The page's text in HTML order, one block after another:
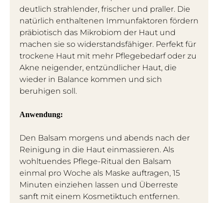
deutlich strahlender, frischer und praller. Die
natürlich enthaltenen Immunfaktoren fördern
präbiotisch das Mikrobiom der Haut und
machen sie so widerstandsfähiger. Perfekt für
trockene Haut mit mehr Pflegebedarf oder zu
Akne neigender, entzündlicher Haut, die
wieder in Balance kommen und sich
beruhigen soll.
Anwendung:
Den Balsam morgens und abends nach der
Reinigung in die Haut einmassieren. Als
wohltuendes Pflege-Ritual den Balsam
einmal pro Woche als Maske auftragen, 15
Minuten einziehen lassen und Überreste
sanft mit einem Kosmetiktuch entfernen.